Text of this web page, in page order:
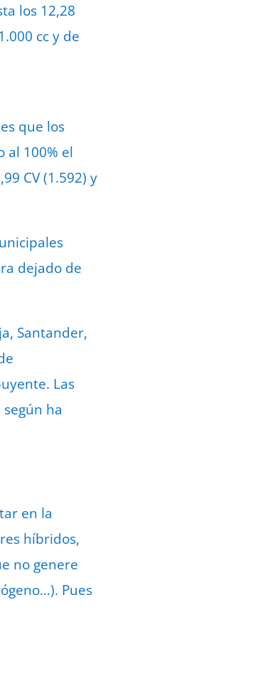
los 12,28
cc y de
que los
al 100% el
CV (1.592) y
dejado de
Santander,
Las
ha
en la
híbridos,
no genere
Pues